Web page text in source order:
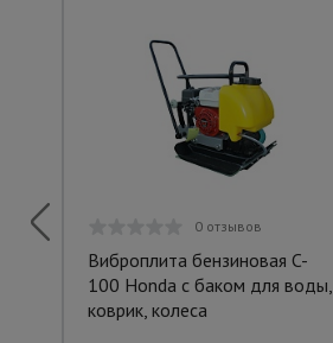
0 отзывов
Виброплита бензиновая C-
100 Honda с баком для воды,
коврик, колеса